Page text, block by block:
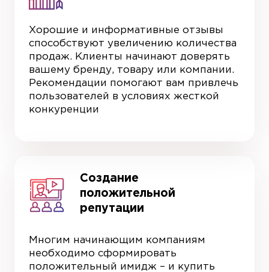
Хорошие и информативные отзывы
способствуют увеличению количества
продаж. Клиенты начинают доверять
вашему бренду, товару или компании.
Рекомендации помогают вам привлечь
пользователей в условиях жесткой
конкуренции
Создание
положительной
репутации
Многим начинающим компаниям
необходимо сформировать
положительный имидж – и купить